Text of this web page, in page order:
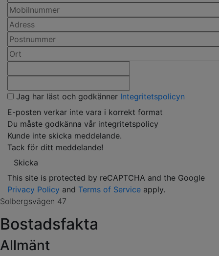
Jag har läst och godkänner Integritetspolicyn
E-posten verkar inte vara i korrekt format
Du måste godkänna vår integritetspolicy
Kunde inte skicka meddelande.
Tack för ditt meddelande!
Skicka
This site is protected by reCAPTCHA and the Google
Privacy Policy and Terms of Service apply.
Solbergsvägen 47
Bostadsfakta
Allmänt